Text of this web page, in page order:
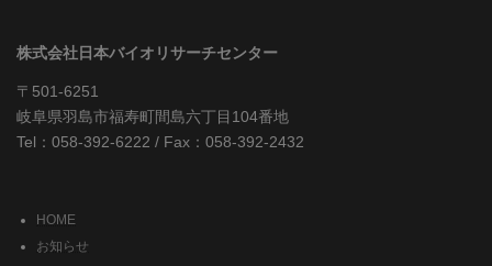
株式会社日本バイオリサーチセンター
〒501-6251
岐阜県羽島市福寿町間島六丁目104番地
Tel：058-392-6222 / Fax：058-392-2432
HOME
お知らせ